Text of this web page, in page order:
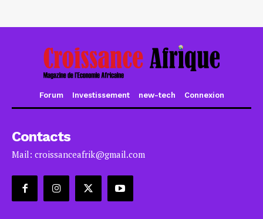
Forum Investissement new-tech Connexion
Contacts
Mail: croissanceafrik@gmail.com